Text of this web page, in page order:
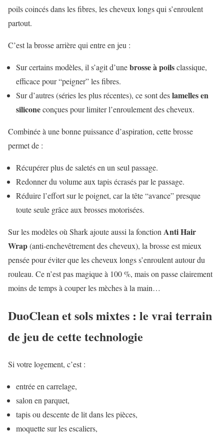
poils coincés dans les fibres, les cheveux longs qui s’enroulent
partout.
C’est la brosse arrière qui entre en jeu :
Sur certains modèles, il s’agit d’unebrosse à poilsclassique,
efficace pour “peigner” les fibres.
Sur d’autres (séries les plus récentes), ce sont deslamelles en
siliconeconçues pour limiter l’enroulement des cheveux.
Combinée à une bonne puissance d’aspiration, cette brosse
permet de :
Récupérer plus de saletés en un seul passage.
Redonner du volume aux tapis écrasés par le passage.
Réduire l’effort sur le poignet, car la tête “avance” presque
toute seule grâce aux brosses motorisées.
Sur les modèles où Shark ajoute aussi la fonction Anti Hair
Wrap(anti-enchevêtrement des cheveux), la brosse est mieux
pensée pour éviter que les cheveux longs s’enroulent autour du
rouleau. Ce n’est pas magique à 100 %, mais on passe clairement
moins de temps à couper les mèches à la main…
DuoClean et sols mixtes : le vrai terrain
de jeu de cette technologie
Si votre logement, c’est :
entrée en carrelage,
salon en parquet,
tapis ou descente de lit dans les pièces,
moquette sur les escaliers,